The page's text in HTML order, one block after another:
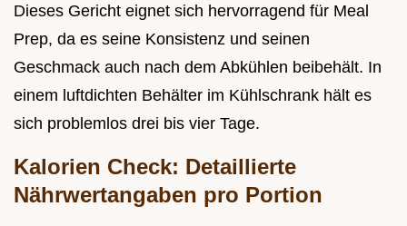
Dieses Gericht eignet sich hervorragend für Meal
Prep, da es seine Konsistenz und seinen
Geschmack auch nach dem Abkühlen beibehält. In
einem luftdichten Behälter im Kühlschrank hält es
sich problemlos drei bis vier Tage.
Kalorien Check: Detaillierte
Nährwertangaben pro Portion